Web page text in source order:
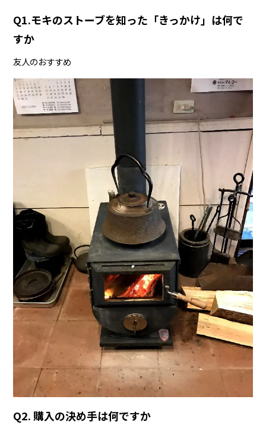
Q1.モキのストーブを知った「きっかけ」は何で
すか
友人のおすすめ
Q2. 購入の決め手は何ですか